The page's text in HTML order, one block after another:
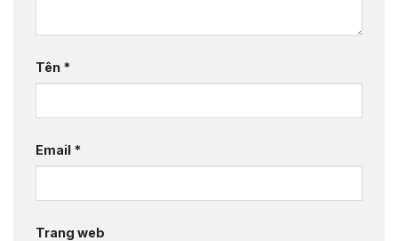
Tên *
Email *
Trang web